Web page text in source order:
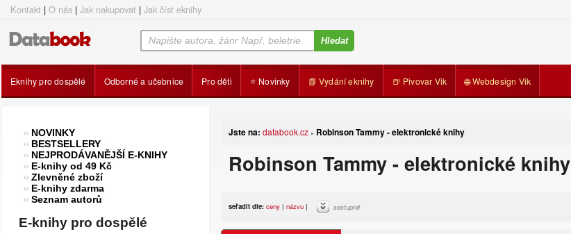
Kontakt | O nás | Jak nakupovat | Jak číst eknihy
Eknihy pro dospělé Odborné a učebnice Pro děti ⭐ Novinky 📗 Vydání eknihy 🍺 Pivovar Vik 🌐 Webdesign Vik
Jste na: databook.cz » Robinson Tammy - elektronické knihy
Robinson Tammy - elektronické knihy
seřadit dle: ceny | názvu | sestupně
NOVINKY
BESTSELLERY
NEJPRODÁVANĚJŠÍ E-KNIHY
E-knihy od 49 Kč
Zlevněné zboží
E-knihy zdarma
Seznam autorů
E-knihy pro dospělé